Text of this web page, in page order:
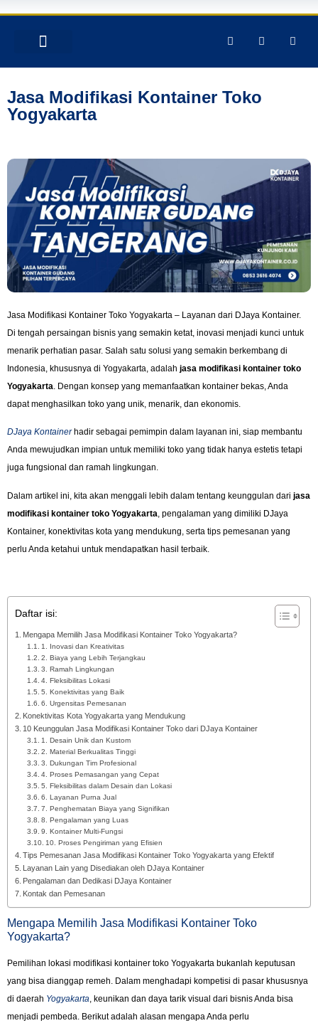
Jasa Modifikasi Kontainer Toko
Yogyakarta
Jasa Modifikasi Kontainer Toko Yogyakarta – Layanan dari DJaya Kontainer.
Di tengah persaingan bisnis yang semakin ketat, inovasi menjadi kunci untuk
menarik perhatian pasar. Salah satu solusi yang semakin berkembang di
Indonesia, khususnya di Yogyakarta, adalah jasa modifikasi kontainer toko
Yogyakarta . Dengan konsep yang memanfaatkan kontainer bekas, Anda
dapat menghasilkan toko yang unik, menarik, dan ekonomis.
DJaya Kontainerhadir sebagai pemimpin dalam layanan ini, siap membantu
Anda mewujudkan impian untuk memiliki toko yang tidak hanya estetis tetapi
juga fungsional dan ramah lingkungan.
Dalam artikel ini, kita akan menggali lebih dalam tentang keunggulan dari jasa
modifikasi kontainer toko Yogyakarta , pengalaman yang dimiliki DJaya
Kontainer, konektivitas kota yang mendukung, serta tips pemesanan yang
perlu Anda ketahui untuk mendapatkan hasil terbaik.
Daftar isi:
Mengapa Memilih Jasa Modifikasi Kontainer Toko Yogyakarta?
1. Inovasi dan Kreativitas
2. Biaya yang Lebih Terjangkau
3. Ramah Lingkungan
4. Fleksibilitas Lokasi
5. Konektivitas yang Baik
6. Urgensitas Pemesanan
Konektivitas Kota Yogyakarta yang Mendukung
10 Keunggulan Jasa Modifikasi Kontainer Toko dari DJaya Kontainer
1. Desain Unik dan Kustom
2. Material Berkualitas Tinggi
3. Dukungan Tim Profesional
4. Proses Pemasangan yang Cepat
5. Fleksibilitas dalam Desain dan Lokasi
6. Layanan Purna Jual
7. Penghematan Biaya yang Signifikan
8. Pengalaman yang Luas
9. Kontainer Multi-Fungsi
10. Proses Pengiriman yang Efisien
Tips Pemesanan Jasa Modifikasi Kontainer Toko Yogyakarta yang Efektif
Layanan Lain yang Disediakan oleh DJaya Kontainer
Pengalaman dan Dedikasi DJaya Kontainer
Kontak dan Pemesanan
Mengapa Memilih Jasa Modifikasi Kontainer Toko
Yogyakarta?
Pemilihan lokasi modifikasi kontainer toko Yogyakarta bukanlah keputusan
yang bisa dianggap remeh. Dalam menghadapi kompetisi di pasar khususnya
di daerah Yogyakarta, keunikan dan daya tarik visual dari bisnis Anda bisa
menjadi pembeda. Berikut adalah alasan mengapa Anda perlu